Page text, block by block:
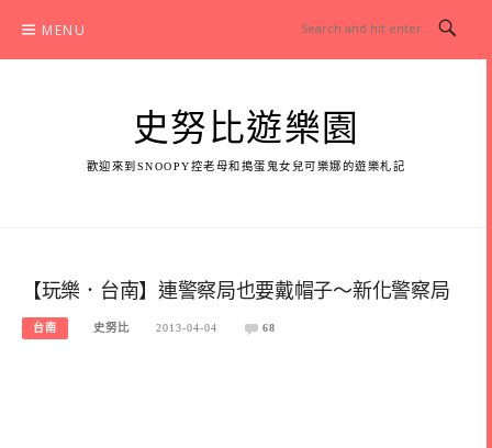
content
MENU
史努比遊樂園
歡迎來到SNOOPY控老母和搗蛋鬼女兒可樂娜的遊樂札記
【玩樂．台南】連警察局也要戴帽子～新化警察局
台南 史努比 2013-04-04 68